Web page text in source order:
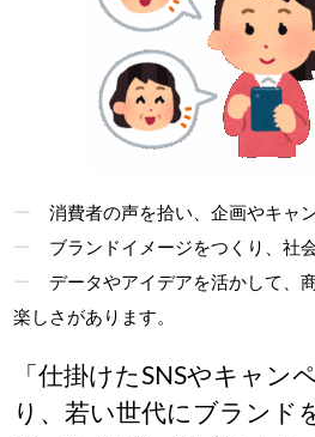
消費者の声を拾い、企画やキャ
ブランドイメージをつくり、社
データやアイデアを活かして、
楽しさがあります。
「仕掛けたSNSやキャン
り、若い世代にブランド